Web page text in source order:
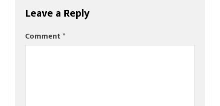
Leave a Reply
Comment*